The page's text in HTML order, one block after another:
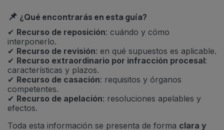
📌 ¿Qué encontrarás en esta guía?
✔ Recurso de reposición: cuándo y cómo
interponerlo.
✔ Recurso de revisión: en qué supuestos es aplicable.
✔ Recurso extraordinario por infracción procesal:
características y plazos.
✔ Recurso de casación: requisitos y órganos
competentes.
✔ Recurso de apelación: resoluciones apelables y
efectos.
Toda esta información se presenta de forma clara y